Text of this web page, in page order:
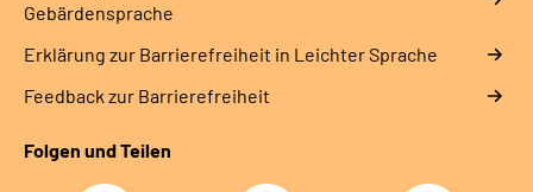
Gebärdensprache
Erklärung zur Barrierefreiheit in Leichter Sprache
Feedback zur Barrierefreiheit
Folgen und Teilen